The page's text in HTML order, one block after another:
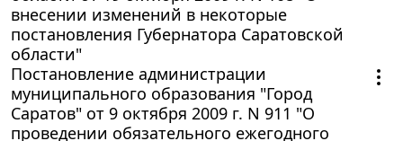
внесении изменений в некоторые
постановления Губернатора Саратовской
области"
Постановление администрации
муниципального образования "Город
Саратов" от 9 октября 2009 г. N 911 "О
проведении обязательного ежегодного